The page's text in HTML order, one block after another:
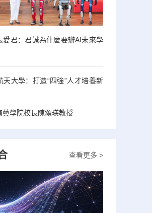
愛君：君誠為什麼要辦AI未來學
天大學：打造“四強”人才培養新
藝學院校長陳頌瑛教授
查看更多 >